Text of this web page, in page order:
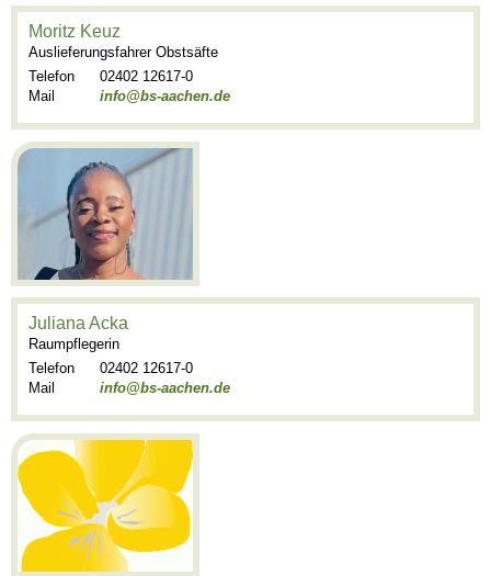
Moritz Keuz
Auslieferungsfahrer Obstsäfte
Telefon
02402 12617-0
Mail
info@bs-aachen.de
Juliana Acka
Raumpflegerin
Telefon
02402 12617-0
Mail
info@bs-aachen.de